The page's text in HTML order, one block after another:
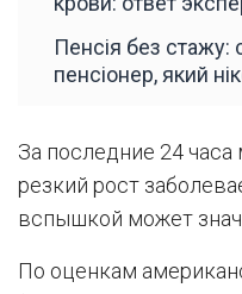
Пенсія без стажу:
пенсіонер, який
За последние 24
резкий рост
вспышкой может
По оценкам